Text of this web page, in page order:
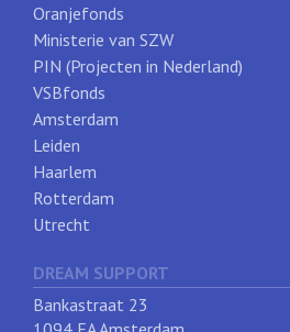
Oranjefonds
Ministerie van SZW
PIN (Projecten in Nederland)
VSBfonds
Amsterdam
Leiden
Haarlem
Rotterdam
Utrecht
DREAM SUPPORT
Bankastraat 23